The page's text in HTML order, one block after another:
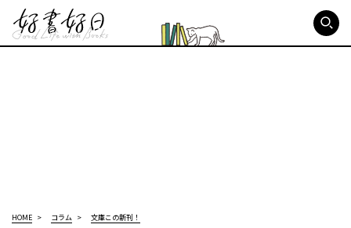
HOME コラム 文庫この新刊！